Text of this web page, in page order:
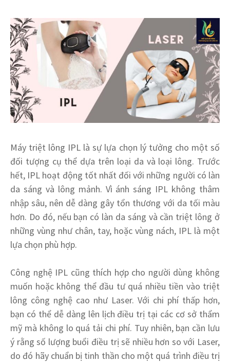
Máy triệt lông IPL là sự lựa chọn lý tưởng cho một số
đối tượng cụ thể dựa trên loại da và loại lông. Trước
hết, IPL hoạt động tốt nhất đối với những người có làn
da sáng và lông mảnh. Vì ánh sáng IPL không thâm
nhập sâu, nên dễ dàng gây tổn thương với da tối màu
hơn. Do đó, nếu bạn có làn da sáng và cần triệt lông ở
những vùng như chân, tay, hoặc vùng nách, IPL là một
lựa chọn phù hợp.
Công nghệ IPL cũng thích hợp cho người dùng không
muốn hoặc không thể đầu tư quá nhiều tiền vào triệt
lông công nghệ cao như Laser. Với chi phí thấp hơn,
bạn có thể dễ dàng lên lịch điều trị tại các cơ sở thẩm
mỹ mà không lo quá tải chi phí. Tuy nhiên, bạn cần lưu
ý rằng số lượng buổi điều trị sẽ nhiều hơn so với Laser,
do đó hãy chuẩn bị tinh thần cho một quá trình điều trị